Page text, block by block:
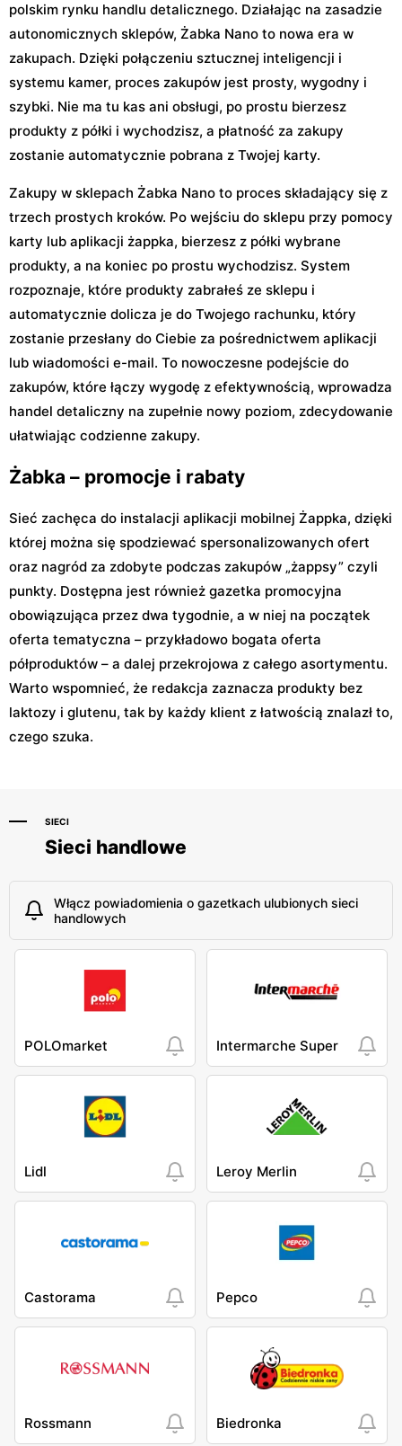
polskim rynku handlu detalicznego. Działając na zasadzie
autonomicznych sklepów, Żabka Nano to nowa era w
zakupach. Dzięki połączeniu sztucznej inteligencji i
systemu kamer, proces zakupów jest prosty, wygodny i
szybki. Nie ma tu kas ani obsługi, po prostu bierzesz
produkty z półki i wychodzisz, a płatność za zakupy
zostanie automatycznie pobrana z Twojej karty.
Zakupy w sklepach Żabka Nano to proces składający się z
trzech prostych kroków. Po wejściu do sklepu przy pomocy
karty lub aplikacji żappka, bierzesz z półki wybrane
produkty, a na koniec po prostu wychodzisz. System
rozpoznaje, które produkty zabrałeś ze sklepu i
automatycznie dolicza je do Twojego rachunku, który
zostanie przesłany do Ciebie za pośrednictwem aplikacji
lub wiadomości e-mail. To nowoczesne podejście do
zakupów, które łączy wygodę z efektywnością, wprowadza
handel detaliczny na zupełnie nowy poziom, zdecydowanie
ułatwiając codzienne zakupy.
Żabka – promocje i rabaty
Sieć zachęca do instalacji aplikacji mobilnej Żappka, dzięki
której można się spodziewać spersonalizowanych ofert
oraz nagród za zdobyte podczas zakupów „żappsy” czyli
punkty. Dostępna jest również gazetka promocyjna
obowiązująca przez dwa tygodnie, a w niej na początek
oferta tematyczna – przykładowo bogata oferta
półproduktów – a dalej przekrojowa z całego asortymentu.
Warto wspomnieć, że redakcja zaznacza produkty bez
laktozy i glutenu, tak by każdy klient z łatwością znalazł to,
czego szuka.
SIECI
Sieci handlowe
Włącz powiadomienia o gazetkach ulubionych sieci
handlowych
POLOmarket Intermarche Super
Lidl Leroy Merlin
Castorama Pepco
Rossmann Biedronka